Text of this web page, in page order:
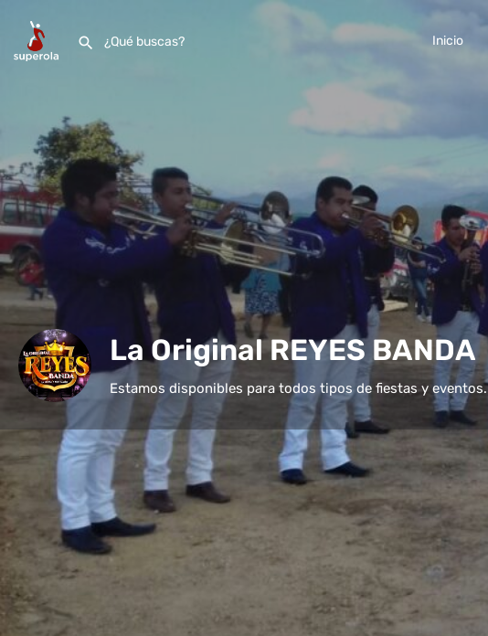
Inicio
La Original REYES BANDA
Estamos disponibles para todos tipos de fiestas y eventos.
Perfil Explorar los Videos
Llama Ahora Mensaje directo